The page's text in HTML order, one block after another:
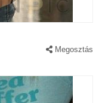
Megosztás